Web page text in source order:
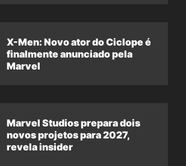
X-Men: Novo ator do Ciclope é
finalmente anunciado pela
Marvel
Marvel Studios prepara dois
novos projetos para 2027,
revela insider